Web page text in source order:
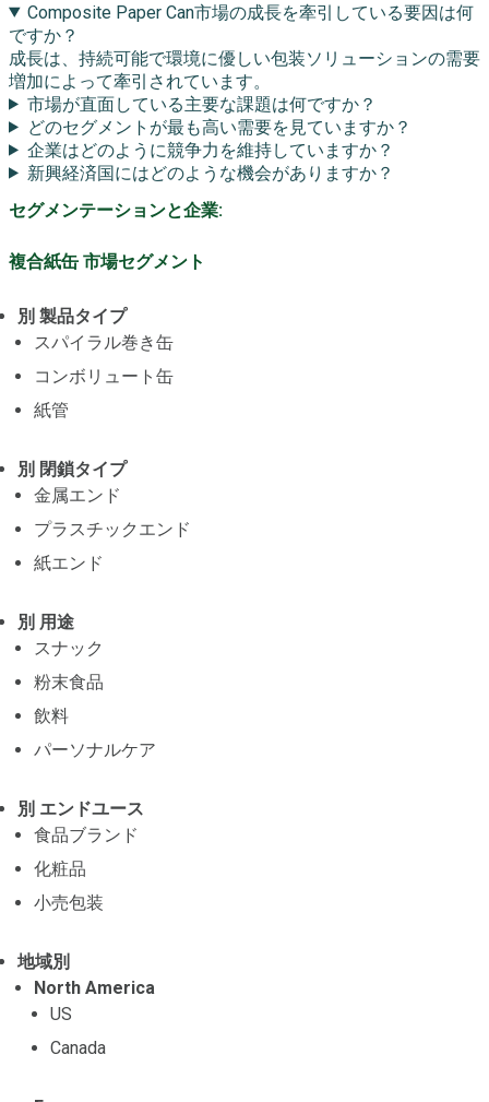
Composite Paper Can市場の成長を牽引している要因は何
ですか？
成長は、持続可能で環境に優しい包装ソリューションの需要
増加によって牽引されています。
市場が直面している主要な課題は何ですか？
どのセグメントが最も高い需要を見ていますか？
企業はどのように競争力を維持していますか？
新興経済国にはどのような機会がありますか？
セグメンテーションと企業:
複合紙缶 市場セグメント
別 製品タイプ
スパイラル巻き缶
コンボリュート缶
紙管
別 閉鎖タイプ
金属エンド
プラスチックエンド
紙エンド
別 用途
スナック
粉末食品
飲料
パーソナルケア
別 エンドユース
食品ブランド
化粧品
小売包装
地域別
North America
US
Canada